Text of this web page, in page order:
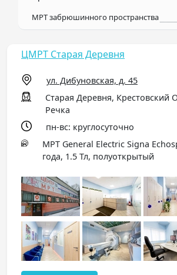
МРТ забрюшинного пространства
ЦМРТ Старая Деревня
ул. Дибуновская, д. 45
Старая Деревня, Крестовский
Речка
пн-вс: круглосуточно
МРТ General Electric Signa
года, 1.5 Тл, полуоткрытый